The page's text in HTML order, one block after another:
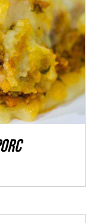
DETALII